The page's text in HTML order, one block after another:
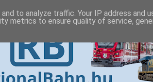
to analyze traffic. Your IP address and
metrics to ensure quality of service,